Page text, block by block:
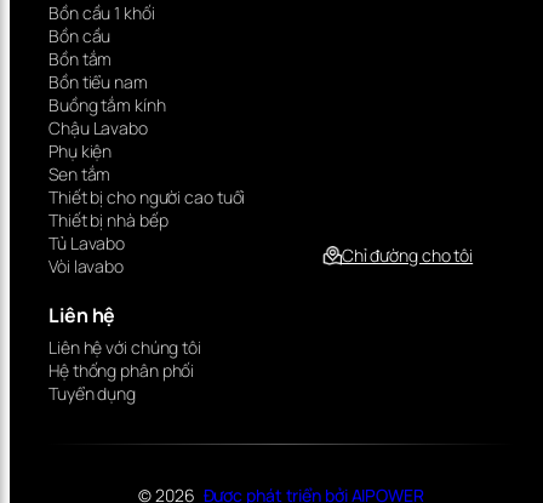
Bồn cầu 1 khối
Bồn cầu
Bồn tắm
Bồn tiểu nam
Buồng tắm kính
Chậu Lavabo
Phụ kiện
Sen tắm
Thiết bị cho người cao tuổi
Thiết bị nhà bếp
Tủ Lavabo
Vòi lavabo
Liên hệ
Liên hệ với chúng tôi
Hệ thống phân phối
Tuyển dụng
Chỉ đường cho tôi
© 2026 Được phát triển bởi AIPOWER